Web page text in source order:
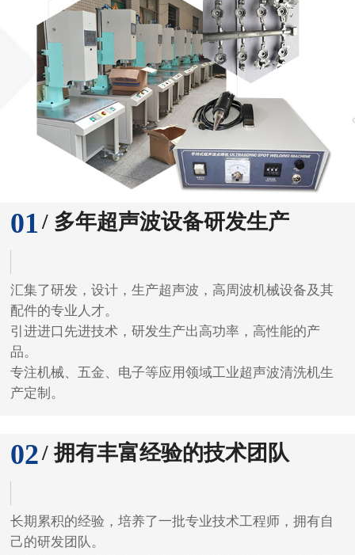
01 / 多年超声波设备研发生产
汇集了研发，设计，生产超声波，高周波机械设备及其
配件的专业人才。
引进进口先进技术，研发生产出高功率，高性能的产
品。
专注机械、五金、电子等应用领域工业超声波清洗机生
产定制。
02/ 拥有丰富经验的技术团队
长期累积的经验，培养了一批专业技术工程师，拥有自
己的研发团队。